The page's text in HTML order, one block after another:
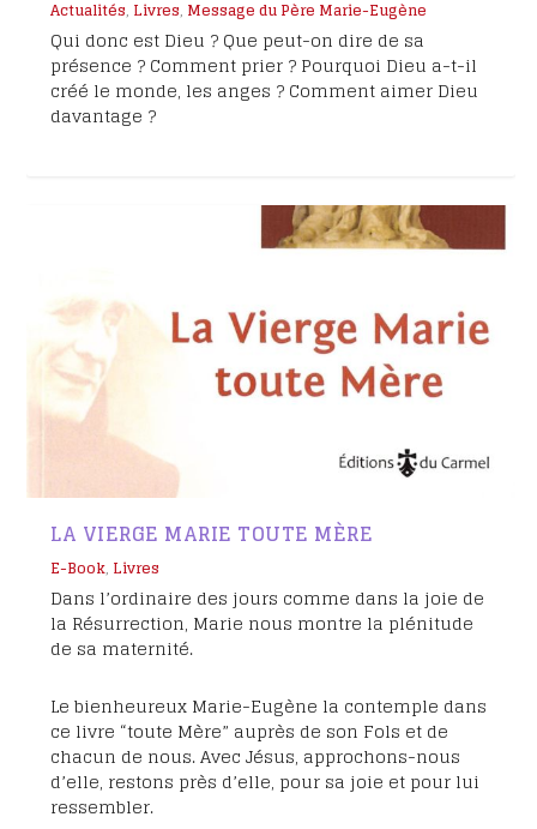
Actualités, Livres, Message du Père Marie-Eugène
Qui donc est Dieu ? Que peut-on dire de sa
présence ? Comment prier ? Pourquoi Dieu a-t-il
créé le monde, les anges ? Comment aimer Dieu
davantage ?
LA VIERGE MARIE TOUTE MÈRE
E-Book, Livres
Dans l’ordinaire des jours comme dans la joie de
la Résurrection, Marie nous montre la plénitude
de sa maternité.
Le bienheureux Marie-Eugène la contemple dans
ce livre “toute Mère” auprès de son Fols et de
chacun de nous. Avec Jésus, approchons-nous
d’elle, restons près d’elle, pour sa joie et pour lui
ressembler.